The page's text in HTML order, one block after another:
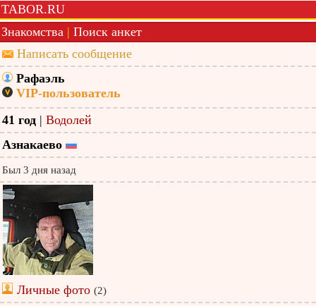
TABOR.RU
Знакомства | Поиск анкет
Написать сообщение
Рафаэль
VIP-пользователь
41 год | Водолей
Азнакаево
Был 3 дня назад
Личные фото (2)